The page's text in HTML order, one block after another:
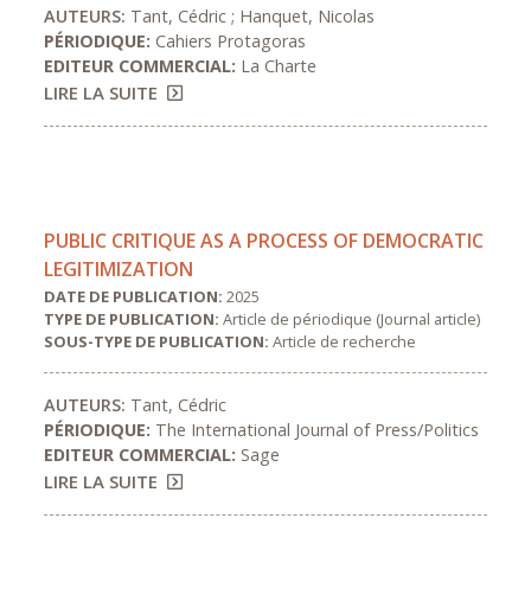
AUTEURS: Tant, Cédric ; Hanquet, Nicolas
PÉRIODIQUE:Cahiers Protagoras
EDITEUR COMMERCIAL: La Charte
LIRE LA SUITE
PUBLIC CRITIQUE AS A PROCESS OF DEMOCRATIC
LEGITIMIZATION
DATE DE PUBLICATION:2025
TYPE DE PUBLICATION:Article de périodique (Journal article)
SOUS-TYPE DE PUBLICATION:Article de recherche
AUTEURS: Tant, Cédric
PÉRIODIQUE: The International Journal of Press/Politics
EDITEUR COMMERCIAL:Sage
LIRE LA SUITE